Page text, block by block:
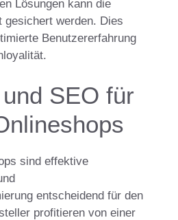
Lösungen kann die
gesichert werden. Dies
Benutzererfahrung
SEO für
sind effektive
entscheidend für den
profitieren von einer